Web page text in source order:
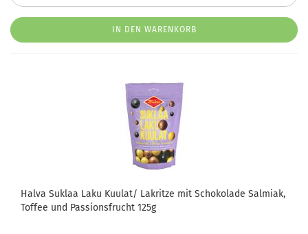
IN DEN WARENKORB
Halva Suklaa Laku Kuulat/ Lakritze mit Schokolade Salmiak,
Toffee und Passionsfrucht 125g